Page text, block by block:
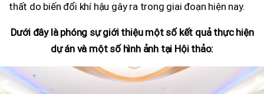
thất do biến đổi khí hậu gây ra trong giai đoạn hiện nay.
Dưới đây là phóng sự giới thiệu một số kết quả thực hiện
dự án và một số hình ảnh tại Hội thảo: